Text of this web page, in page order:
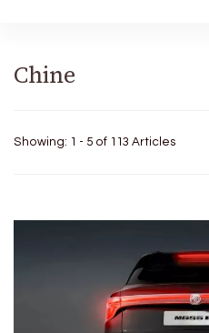
Chine
Showing: 1 - 5 of 113 Articles